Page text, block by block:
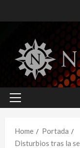
to
Primary
Home
Portada
Disturbios tras la